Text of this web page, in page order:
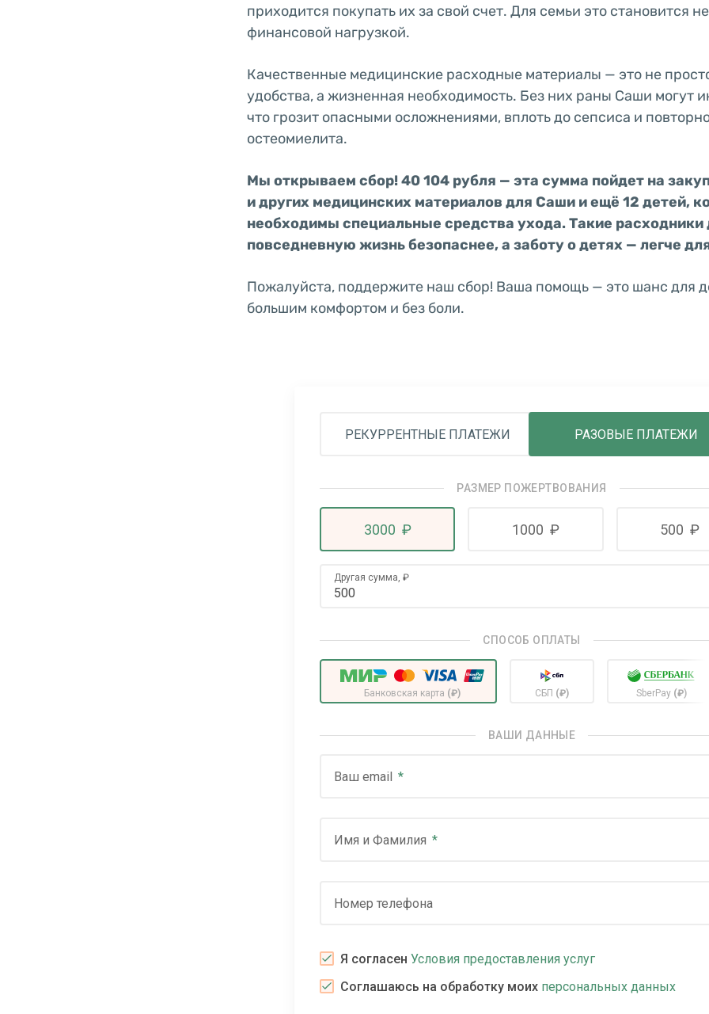
приходится покупать их за свой счет. Для семьи это становится
финансовой нагрузкой.
Качественные медицинские расходные материалы — это не
удобства, а жизненная необходимость. Без них раны Саши могут
что грозит опасными осложнениями, вплоть до сепсиса и
остеомиелита.
Мы открываем сбор! 40 104 рубля — эта сумма пойдет на
и других медицинских материалов для Саши и ещё 12 детей,
необходимы специальные средства ухода. Такие
повседневную жизнь безопаснее, а заботу о детях — легче
Пожалуйста, поддержите наш сбор! Ваша помощь — это шанс для
большим комфортом и без боли.
РЕКУРРЕНТНЫЕ ПЛАТЕЖИ РАЗОВЫЕ ПЛАТЕЖИ
РАЗМЕР ПОЖЕРТВОВАНИЯ
3000 ₽ 1000 ₽ 500 ₽
Другая сумма, ₽
СПОСОБ ОПЛАТЫ
Банковская карта (₽) СБП (₽) SberPay (₽)
ВАШИ ДАННЫЕ
Ваш email
Имя и Фамилия
Номер телефона
Я согласен Условия предоставления услуг
Соглашаюсь на обработку моих персональных данных